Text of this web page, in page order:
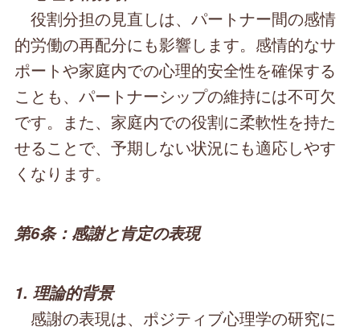
役割分担の見直しは、パートナー間の感情
的労働の再配分にも影響します。感情的なサ
ポートや家庭内での心理的安全性を確保する
ことも、パートナーシップの維持には不可欠
です。また、家庭内での役割に柔軟性を持た
せることで、予期しない状況にも適応しやす
くなります。
第6条：感謝と肯定の表現
1. 理論的背景
感謝の表現は、ポジティブ心理学の研究に